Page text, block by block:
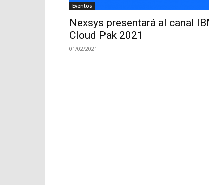
Eventos
Nexsys presentará al canal
Cloud Pak 2021
01/02/2021